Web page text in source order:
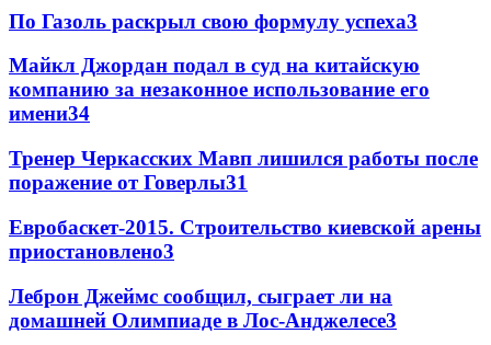
По Газоль раскрыл свою формулу успеха3
Майкл Джордан подал в суд на китайскую
компанию за незаконное использование его
имени34
Тренер Черкасских Мавп лишился работы после
поражение от Говерлы31
Евробаскет-2015. Строительство киевской арены
приостановлено3
Леброн Джеймс сообщил, сыграет ли на
домашней Олимпиаде в Лос-Анджелесе3